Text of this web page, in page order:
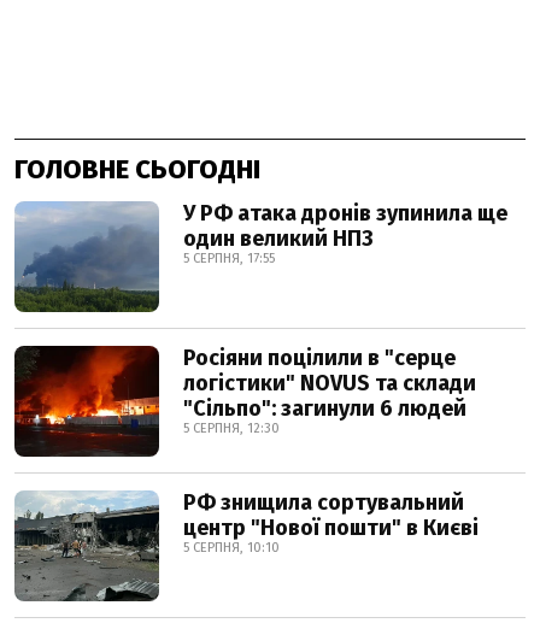
ГОЛОВНЕ СЬОГОДНІ
У РФ атака дронів зупинила ще
один великий НПЗ
5 СЕРПНЯ, 17:55
Росіяни поцілили в "серце
логістики" NOVUS та склади
"Сільпо": загинули 6 людей
5 СЕРПНЯ, 12:30
РФ знищила сортувальний
центр "Нової пошти" в Києві
5 СЕРПНЯ, 10:10